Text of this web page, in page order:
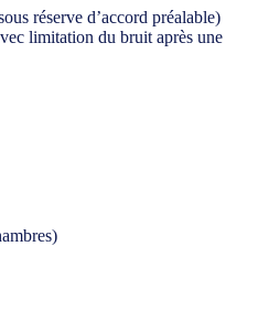
réserve d’accord préalable)
limitation du bruit après une